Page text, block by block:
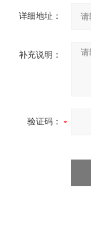
详细地址：
补充说明：
验证码：